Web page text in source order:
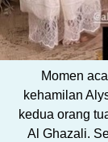
Momen
kehamilan
kedua orang
Al Ghazali.